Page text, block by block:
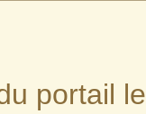
portail